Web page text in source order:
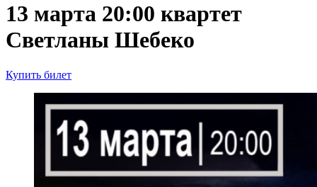
13 марта 20:00 квартет
Светланы Шебеко
Купить билет